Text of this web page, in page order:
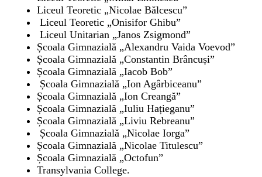
Liceul Teoretic „Nicolae Bălcescu”
Liceul Teoretic „Onisifor Ghibu”
Liceul Unitarian „Janos Zsigmond”
Școala Gimnazială „Alexandru Vaida Voevod”
Școala Gimnazială „Constantin Brâncuși”
Școala Gimnazială „Iacob Bob”
Școala Gimnazială „Ion Agârbiceanu”
Școala Gimnazială „Ion Creangă”
Școala Gimnazială „Iuliu Hațieganu”
Școala Gimnazială „Liviu Rebreanu”
Școala Gimnazială „Nicolae Iorga”
Școala Gimnazială „Nicolae Titulescu”
Școala Gimnazială „Octofun”
Transylvania College.